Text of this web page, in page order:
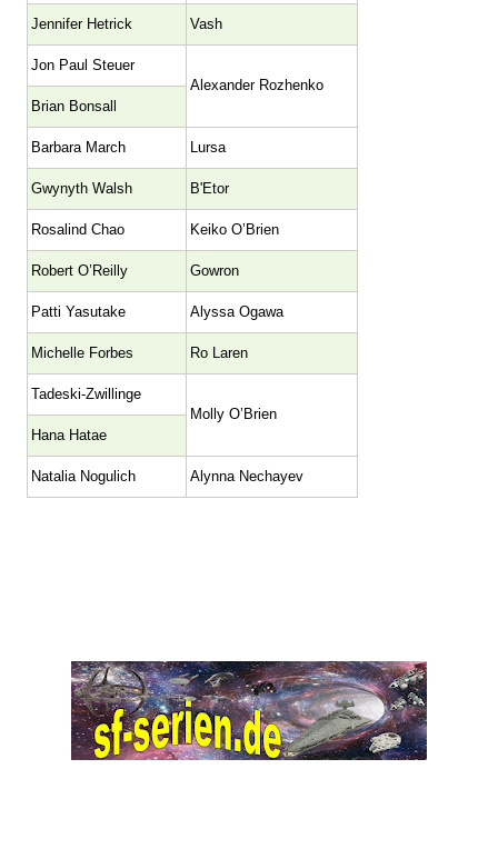
Jennifer Hetrick Vash
Jon Paul Steuer
Alexander Rozhenko
Brian Bonsall
Barbara March Lursa
Gwynyth Walsh B'Etor
Rosalind Chao Keiko O’Brien
Robert O’Reilly Gowron
Patti Yasutake Alyssa Ogawa
Michelle Forbes Ro Laren
Tadeski-Zwillinge
Molly O’Brien
Hana Hatae
Natalia Nogulich Alynna Nechayev